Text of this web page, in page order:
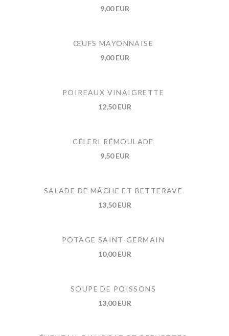
9,00 EUR
ŒUFS MAYONNAISE
9,00 EUR
POIREAUX VINAIGRETTE
12,50 EUR
CÉLERI RÉMOULADE
9,50 EUR
SALADE DE MÂCHE ET BETTERAVE
13,50 EUR
POTAGE SAINT-GERMAIN
10,00 EUR
SOUPE DE POISSONS
13,00 EUR